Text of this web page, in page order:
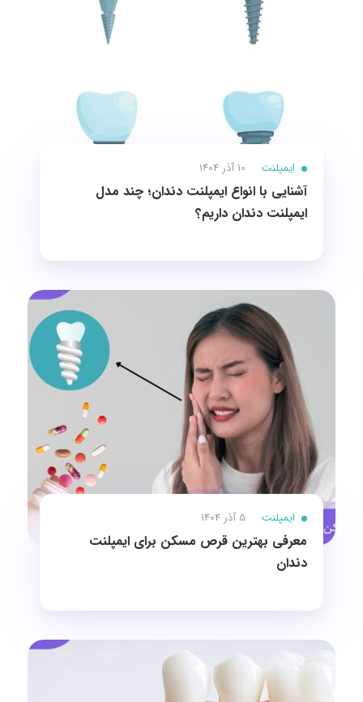
ایمپلنت 10 آذر 1404
آشنایی با انواع ايمپلنت دندان؛ چند مدل
ایمپلنت دندان داریم؟
ایمپلنت 5 آذر 1404
معرفی بهترین قرص مسکن برای ایمپلنت
دندان